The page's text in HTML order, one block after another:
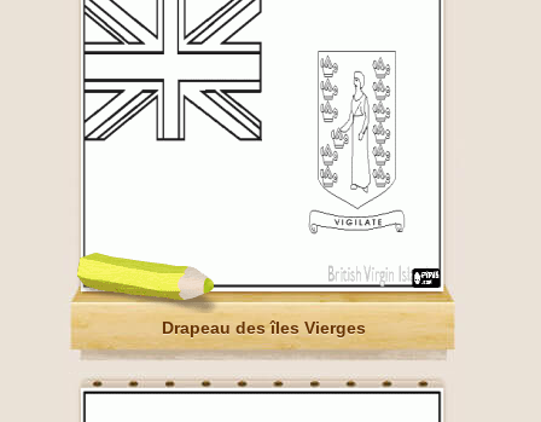
Drapeau des îles Vierges